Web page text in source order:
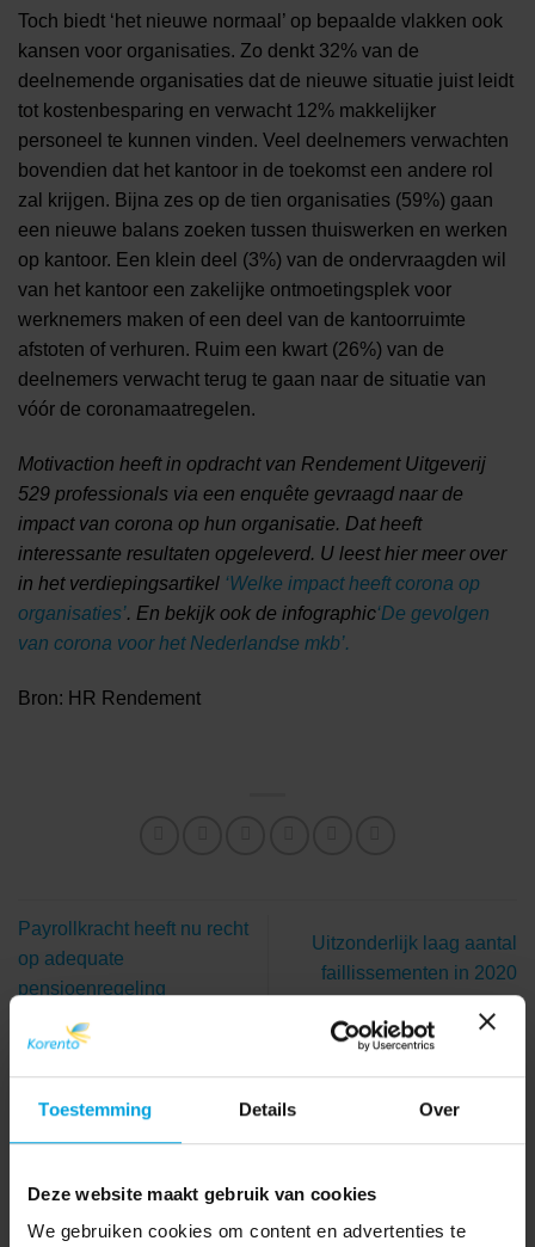
Toestemming Details Over
Deze website maakt gebruik van cookies
We gebruiken cookies om content en advertenties te
Toch biedt ‘het nieuwe normaal’ op bepaalde vlakken ook
kansen voor organisaties. Zo denkt 32% van de
deelnemende organisaties dat de nieuwe situatie juist leidt
tot kostenbesparing en verwacht 12% makkelijker
personeel te kunnen vinden. Veel deelnemers verwachten
bovendien dat het kantoor in de toekomst een andere rol
zal krijgen. Bijna zes op de tien organisaties (59%) gaan
een nieuwe balans zoeken tussen thuiswerken en werken
op kantoor. Een klein deel (3%) van de ondervraagden wil
van het kantoor een zakelijke ontmoetingsplek voor
werknemers maken of een deel van de kantoorruimte
afstoten of verhuren. Ruim een kwart (26%) van de
deelnemers verwacht terug te gaan naar de situatie van
vóór de coronamaatregelen.
Motivaction heeft in opdracht van Rendement Uitgeverij
529 professionals via een enquête gevraagd naar de
impact van corona op hun organisatie. Dat heeft
interessante resultaten opgeleverd. U leest hier meer over
in het verdiepingsartikel ‘Welke impact heeft corona op
organisaties’. En bekijk ook de infographic‘De gevolgen
van corona voor het Nederlandse mkb’.
Bron: HR Rendement
Payrollkracht heeft nu recht
op adequate
pensioenregeling
Uitzonderlijk laag aantal
faillissementen in 2020